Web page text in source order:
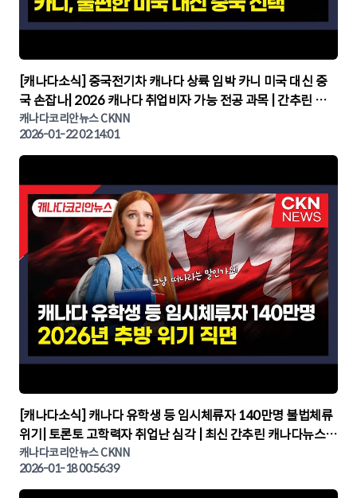
▶
[캐나다소식] 중국전기차 캐나다 상륙 임박 카니 미국 대신 중
국 손잡나| 2026 캐나다 취업비자 가능 전공 과목 | 간추린 캐
나다뉴스 | CKNNEWS, 캐나다코리안뉴스
캐나다코리안뉴스 CKNN
2026-01-22 02:14:01
▶
[캐나다소식] 캐나다 유학생 등 임시체류자 140만명 불법체류
위기| 토론토 고학력자 취업난 심각 | 최신 간추린 캐나다뉴스 |
CKNNEWS, 캐나다코리안뉴스
캐나다코리안뉴스 CKNN
2026-01-18 00:56:39